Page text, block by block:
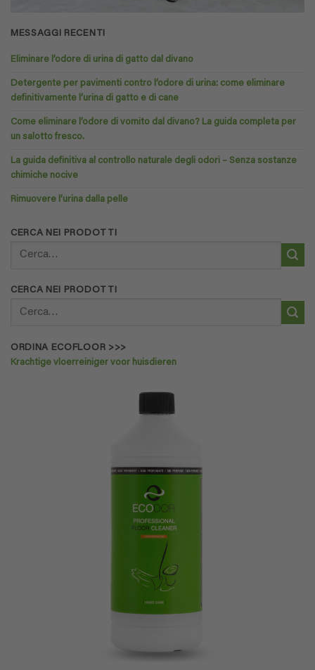
MESSAGGI RECENTI
Eliminare l’odore di urina di gatto dal divano
Detergente per pavimenti contro l’odore di urina: come eliminare
definitivamente l’urina di gatto e di cane
Come eliminare l’odore di vomito dal divano? La guida completa per
un salotto fresco.
La guida definitiva al controllo naturale degli odori – Senza sostanze
chimiche nocive
Rimuovere l’urina dalla pelle
CERCA NEI PRODOTTI
CERCA NEI PRODOTTI
ORDINA ECOFLOOR >>>
Krachtige vloerreiniger voor huisdieren